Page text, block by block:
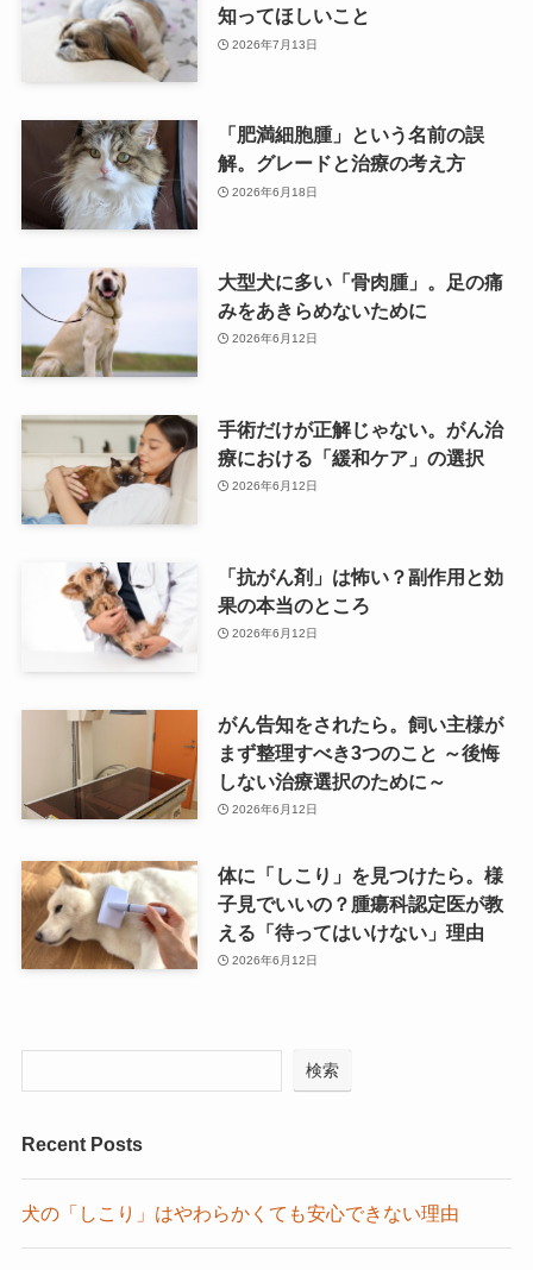
知ってほしいこと
2026年7月13日
「肥満細胞腫」という名前の誤
解。グレードと治療の考え方
2026年6月18日
大型犬に多い「骨肉腫」。足の痛
みをあきらめないために
2026年6月12日
手術だけが正解じゃない。がん治
療における「緩和ケア」の選択
2026年6月12日
「抗がん剤」は怖い？副作用と効
果の本当のところ
2026年6月12日
がん告知をされたら。飼い主様が
まず整理すべき3つのこと ～後悔
しない治療選択のために～
2026年6月12日
体に「しこり」を見つけたら。様
子見でいいの？腫瘍科認定医が教
える「待ってはいけない」理由
2026年6月12日
検索
Recent Posts
犬の「しこり」はやわらかくても安心できない理由